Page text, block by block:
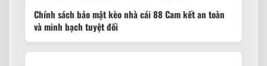
Chính sách bảo mật kèo nhà cái 88 Cam kết an toàn
và minh bạch tuyệt đối